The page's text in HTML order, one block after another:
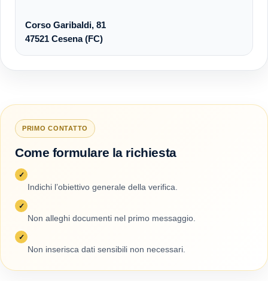
Corso Garibaldi, 81
47521 Cesena (FC)
PRIMO CONTATTO
Come formulare la richiesta
✓
Indichi l’obiettivo generale della verifica.
✓
Non alleghi documenti nel primo messaggio.
✓
Non inserisca dati sensibili non necessari.